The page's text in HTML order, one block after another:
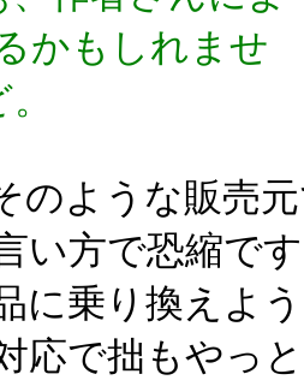
かもしれませ
のような販売
い方で恐縮で
に乗り換えよ
応で拙もやっ